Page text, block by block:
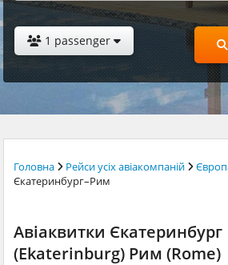
1 passenger
Головна Рейси усіх авіакомпаній
Єкатеринбург–Рим
Авіаквитки Єкатеринбург
(Ekaterinburg) Рим (Rome)